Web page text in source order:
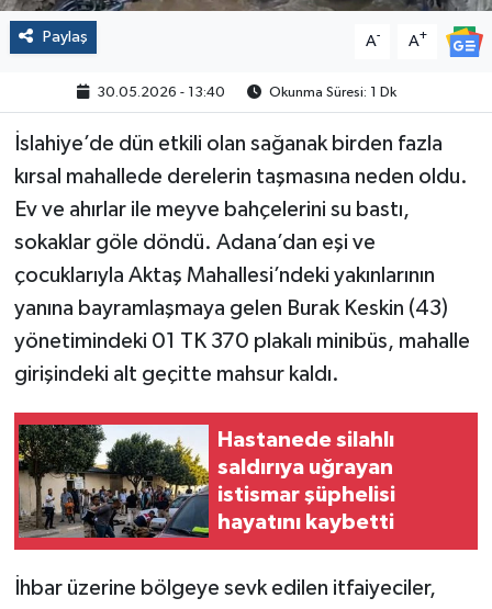
Paylaş A- A+
30.05.2026 - 13:40 Okunma Süresi: 1 Dk
İslahiye’de dün etkili olan sağanak birden fazla
kırsal mahallede derelerin taşmasına neden oldu.
Ev ve ahırlar ile meyve bahçelerini su bastı,
sokaklar göle döndü. Adana’dan eşi ve
çocuklarıyla Aktaş Mahallesi’ndeki yakınlarının
yanına bayramlaşmaya gelen Burak Keskin (43)
yönetimindeki 01 TK 370 plakalı minibüs, mahalle
girişindeki alt geçitte mahsur kaldı.
Hastanede silahlı
saldırıya uğrayan
istismar şüphelisi
hayatını kaybetti
İhbar üzerine bölgeye sevk edilen itfaiyeciler,
Yaşam
Çalışma Hayatı
Kadın
2024 Seçim Sonuçları